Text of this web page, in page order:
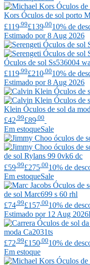
Kors Óculos de sol porto
£119 .99£139 .0010% de
Estimado por 8 Aug 2026
Óculos de sol Ss536004
£119 .99£210 .0010% de
Estimado por 8 Aug 2026
Klein Óculos de sol da
£42 .99£89 .00
Em estoqueSale
de sol Rylans 99 0vk6 dc
£59 .99£275 .0010% de
Em estoqueSale
de sol Marc699 s 60 rhl
£74 .99£157 .0010% de
Estimado por 12 Aug 2026
moda Ca2031ts
£72 .99£150 .0010% de
Em estoque